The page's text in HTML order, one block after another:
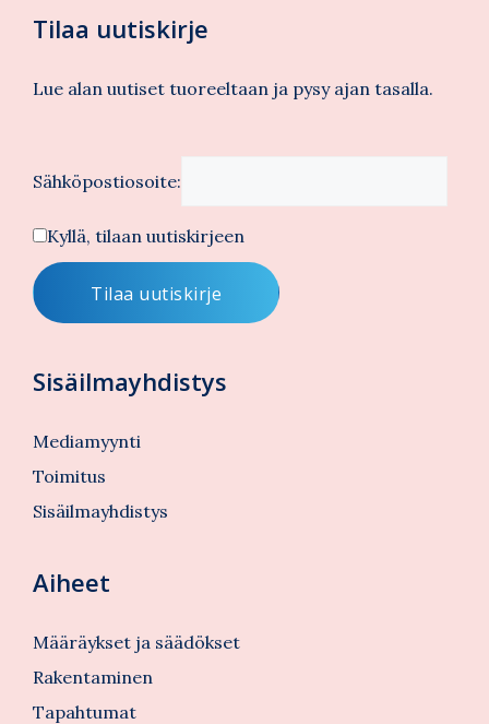
Tilaa uutiskirje
Lue alan uutiset tuoreeltaan ja pysy ajan tasalla.
Sähköpostiosoite:
Kyllä, tilaan uutiskirjeen
Sisäilmayhdistys
Mediamyynti
Toimitus
Sisäilmayhdistys
Aiheet
Määräykset ja säädökset
Rakentaminen
Tapahtumat